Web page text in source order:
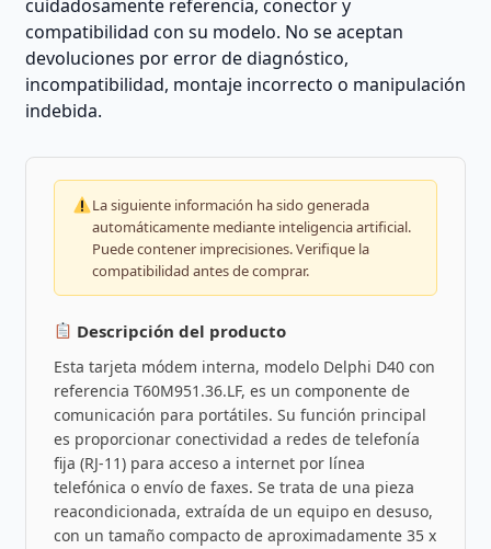
cuidadosamente referencia, conector y
compatibilidad con su modelo. No se aceptan
devoluciones por error de diagnóstico,
incompatibilidad, montaje incorrecto o manipulación
indebida.
La siguiente información ha sido generada
automáticamente mediante inteligencia artificial.
Puede contener imprecisiones. Verifique la
compatibilidad antes de comprar.
Descripción del producto
Esta tarjeta módem interna, modelo Delphi D40 con
referencia T60M951.36.LF, es un componente de
comunicación para portátiles. Su función principal
es proporcionar conectividad a redes de telefonía
fija (RJ-11) para acceso a internet por línea
telefónica o envío de faxes. Se trata de una pieza
reacondicionada, extraída de un equipo en desuso,
con un tamaño compacto de aproximadamente 35 x